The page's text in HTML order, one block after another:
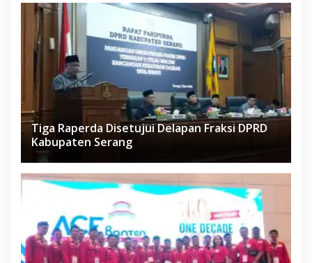
Tiga Raperda Disetujui Delapan Fraksi DPRD
Kabupaten Serang